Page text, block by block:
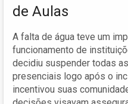
de Aulas
A falta de água teve um
funcionamento de
decidiu suspender todas
presenciais logo após o
incentivou suas